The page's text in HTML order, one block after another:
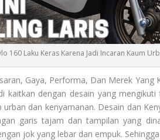
160 Laku Keras Karena Jadi Incaran Kaum
Gaya, Performa, Dan Merek
kaitkan dengan desain yang
dan kenyamanan. Desain dan
garis tajam dan tampilan yang
jok yang lebar dan empuk.